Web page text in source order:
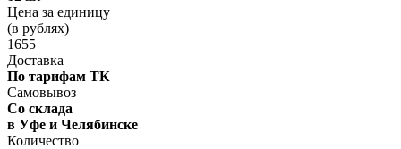
Цена за единицу
(в рублях)
1655
Доставка
По тарифам ТК
Самовывоз
Со склада
в Уфе и Челябинске
Количество